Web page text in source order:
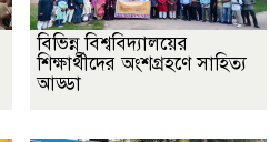
বিভিন্ন বিশ্ববিদ্যালয়ের
শিক্ষার্থীদের অংশগ্রহণে সাহিত্য
আড্ডা